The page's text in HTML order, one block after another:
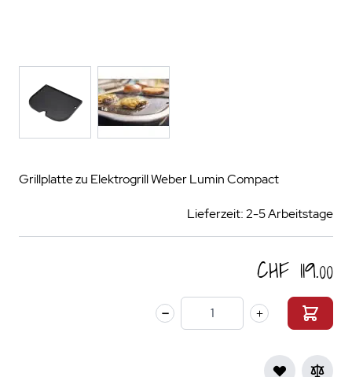
Grillplatte zu Elektrogrill Weber Lumin Compact
Lieferzeit: 2-5 Arbeitstage
CHF 119.00
Menge